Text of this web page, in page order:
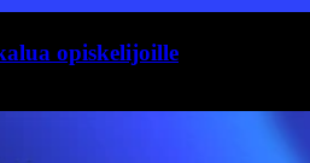
opiskelijoille